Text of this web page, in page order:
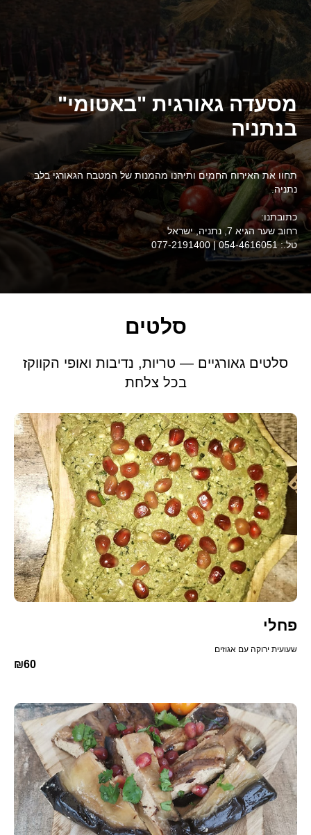
מסעדה גאורגית "באטומי"
בנתניה
תחוו את האירוח החמים ותיהנו מהמנות של המטבח הגאורגי בלב
נתניה.
כתובתנו:
רחוב שער הגיא 7, נתניה, ישראל
טל.: 054-4616051 | 077-2191400
סלטים
סלטים גאורגיים — טריות, נדיבות ואופי הקווקז
בכל צלחת
פחלי
שעועית ירוקה עם אגוזים
₪60